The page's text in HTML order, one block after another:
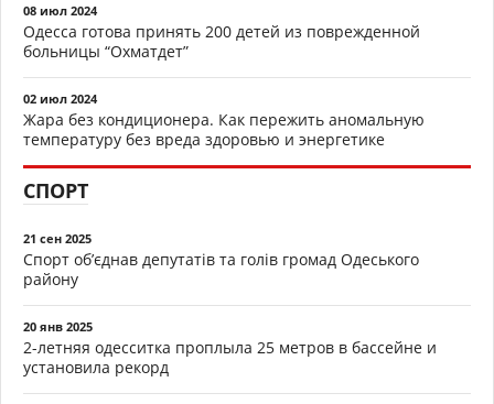
08 июл 2024
Одесса готова принять 200 детей из поврежденной
больницы “Охматдет”
02 июл 2024
Жара без кондиционера. Как пережить аномальную
температуру без вреда здоровью и энергетике
СПОРТ
21 сен 2025
Спорт об’єднав депутатів та голів громад Одеського
району
20 янв 2025
2-летняя одесситка проплыла 25 метров в бассейне и
установила рекорд